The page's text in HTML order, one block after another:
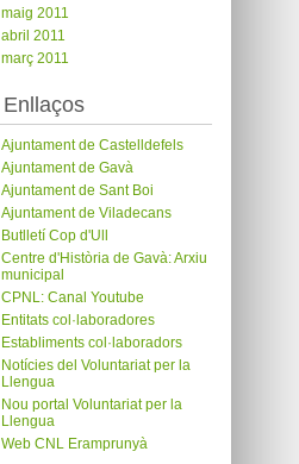
maig 2011
abril 2011
març 2011
Enllaços
Ajuntament de Castelldefels
Ajuntament de Gavà
Ajuntament de Sant Boi
Ajuntament de Viladecans
Butlletí Cop d'Ull
Centre d'Història de Gavà: Arxiu
municipal
CPNL: Canal Youtube
Entitats col·laboradores
Establiments col·laboradors
Notícies del Voluntariat per la
Llengua
Nou portal Voluntariat per la
Llengua
Web CNL Eramprunyà